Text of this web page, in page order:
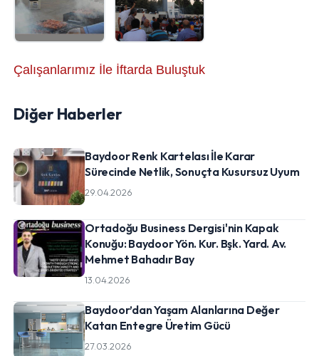
Çalışanlarımız İle İftarda Buluştuk
Diğer Haberler
Baydoor Renk Kartelası İle Karar
Sürecinde Netlik, Sonuçta Kusursuz Uyum
29.04.2026
Ortadoğu Business Dergisi'nin Kapak
Konuğu: Baydoor Yön. Kur. Bşk. Yard. Av.
Mehmet Bahadır Bay
13.04.2026
Baydoor’dan Yaşam Alanlarına Değer
Katan Entegre Üretim Gücü
27.03.2026